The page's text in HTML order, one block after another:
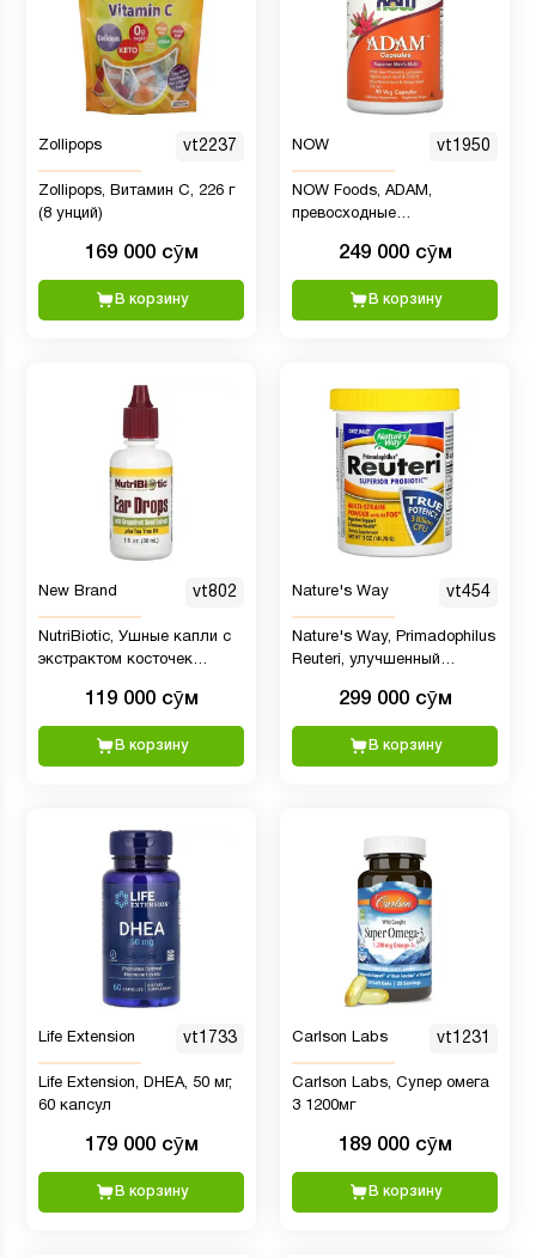
Zollipops vt2237
Zollipops, Витамин C, 226 г
(8 унций)
169 000 сӯм
В корзину
NOW vt1950
NOW Foods, ADAM,
превосходные
мужчин, 90 растительных
капсул
249 000 сӯм
В корзину
New Brand vt802
NutriBiotic, Ушные капли с
экстрактом косточек
чайного дерева, 30 мл
119 000 сӯм
В корзину
Nature's Way vt454
Nature's Way, Primadophilus
Reuteri, улучшенный
миллиарда КОЕ, 141,75 г
299 000 сӯм
В корзину
Life Extension vt1733
Life Extension, DHEA, 50 мг,
60 капсул
179 000 сӯм
В корзину
Carlson Labs vt1231
Carlson Labs, Супер омега
3 1200мг
189 000 сӯм
В корзину